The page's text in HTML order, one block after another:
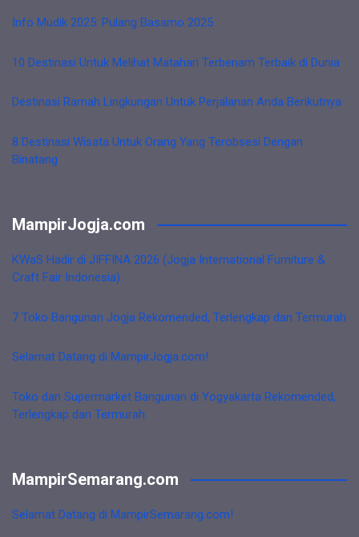
Info Mudik 2025: Pulang Basamo 2025
10 Destinasi Untuk Melihat Matahari Terbenam Terbaik di Dunia
Destinasi Ramah Lingkungan Untuk Perjalanan Anda Berikutnya
8 Destinasi Wisata Untuk Orang Yang Terobsesi Dengan
Binatang
MampirJogja.com
KWaS Hadir di JIFFINA 2026 (Jogja International Furniture &
Craft Fair Indonesia)
7 Toko Bangunan Jogja Rekomended, Terlengkap dan Termurah
Selamat Datang di MampirJogja.com!
Toko dan Supermarket Bangunan di Yogyakarta Rekomended,
Terlengkap dan Termurah
MampirSemarang.com
Selamat Datang di MampirSemarang.com!